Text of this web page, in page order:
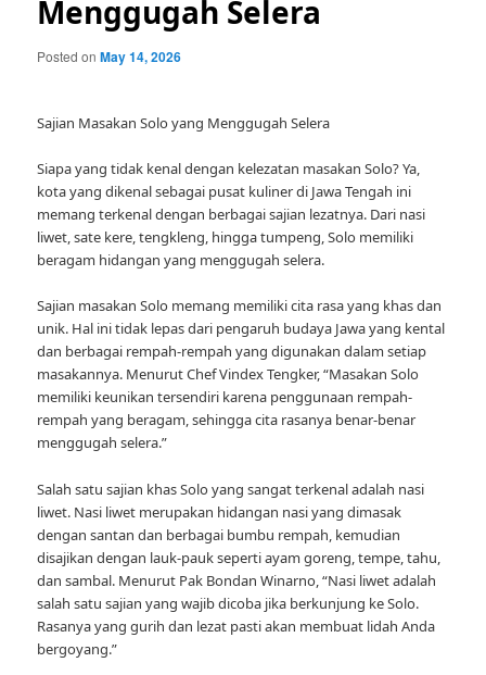
Menggugah Selera
Posted onMay 14, 2026
Sajian Masakan Solo yang Menggugah Selera
Siapa yang tidak kenal dengan kelezatan masakan Solo? Ya,
kota yang dikenal sebagai pusat kuliner di Jawa Tengah ini
memang terkenal dengan berbagai sajian lezatnya. Dari nasi
liwet, sate kere, tengkleng, hingga tumpeng, Solo memiliki
beragam hidangan yang menggugah selera.
Sajian masakan Solo memang memiliki cita rasa yang khas dan
unik. Hal ini tidak lepas dari pengaruh budaya Jawa yang kental
dan berbagai rempah-rempah yang digunakan dalam setiap
masakannya. Menurut Chef Vindex Tengker, “Masakan Solo
memiliki keunikan tersendiri karena penggunaan rempah-
rempah yang beragam, sehingga cita rasanya benar-benar
menggugah selera.”
Salah satu sajian khas Solo yang sangat terkenal adalah nasi
liwet. Nasi liwet merupakan hidangan nasi yang dimasak
dengan santan dan berbagai bumbu rempah, kemudian
disajikan dengan lauk-pauk seperti ayam goreng, tempe, tahu,
dan sambal. Menurut Pak Bondan Winarno, “Nasi liwet adalah
salah satu sajian yang wajib dicoba jika berkunjung ke Solo.
Rasanya yang gurih dan lezat pasti akan membuat lidah Anda
bergoyang.”